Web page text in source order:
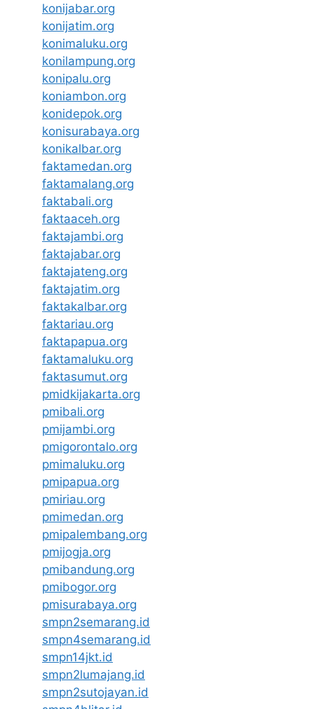
konijabar.org
konijatim.org
konimaluku.org
konilampung.org
konipalu.org
koniambon.org
konidepok.org
konisurabaya.org
konikalbar.org
faktamedan.org
faktamalang.org
faktabali.org
faktaaceh.org
faktajambi.org
faktajabar.org
faktajateng.org
faktajatim.org
faktakalbar.org
faktariau.org
faktapapua.org
faktamaluku.org
faktasumut.org
pmidkijakarta.org
pmibali.org
pmijambi.org
pmigorontalo.org
pmimaluku.org
pmipapua.org
pmiriau.org
pmimedan.org
pmipalembang.org
pmijogja.org
pmibandung.org
pmibogor.org
pmisurabaya.org
smpn2semarang.id
smpn4semarang.id
smpn14jkt.id
smpn2lumajang.id
smpn2sutojayan.id